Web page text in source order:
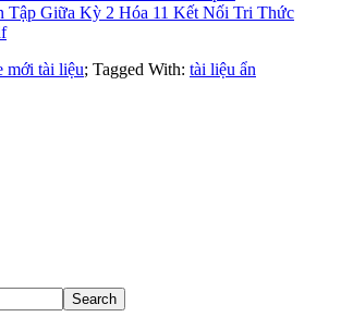
Tập Giữa Kỳ 2 Hóa 11 Kết Nối Tri Thức
mới tài liệu; Tagged With: tài liệu ẩn